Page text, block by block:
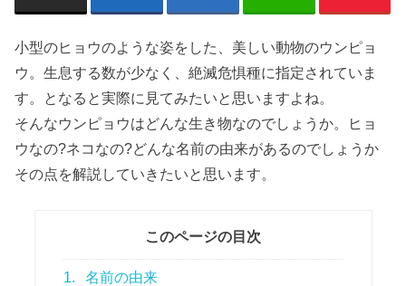
小型のヒョウのような姿をした、美しい動物のウンピョ
ウ。生息する数が少なく、絶滅危惧種に指定されていま
す。となると実際に見てみたいと思いますよね。
そんなウンピョウはどんな生き物なのでしょうか。ヒョ
ウなの?ネコなの?どんな名前の由来があるのでしょうか
その点を解説していきたいと思います。
このページの目次
1. 名前の由来